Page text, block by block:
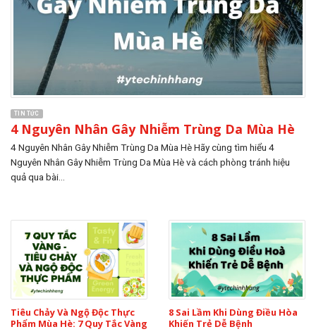
TIN TỨC
4 Nguyên Nhân Gây Nhiễm Trùng Da Mùa Hè
4 Nguyên Nhân Gây Nhiễm Trùng Da Mùa Hè Hãy cùng tìm hiểu 4
Nguyên Nhân Gây Nhiễm Trùng Da Mùa Hè và cách phòng tránh hiệu
quả qua bài...
Tiêu Chảy Và Ngộ Độc Thực
Phẩm Mùa Hè: 7 Quy Tắc Vàng
8 Sai Lầm Khi Dùng Điều Hòa
Khiến Trẻ Dễ Bệnh